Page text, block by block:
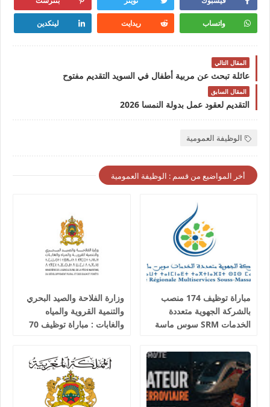
واتساب ريدايت لينكدين
المقال التالي
عائلة تبحث عن مربية أطفال في السويد التقديم مفتوح
المقال السابق
التقديم لعقود عمل بدولة النمسا 2026
الوظيفة العمومية
أخر المواضيع من قسم : الوظيفة العمومية
مباراة توظيف 174 منصب
بالشركة الجهوية متعددة
الخدمات SRM سوس ماسة
وزارة الفلاحة والصيد البحري
والتنمية القروية والمياه
والغابات : مباراة توظيف 70